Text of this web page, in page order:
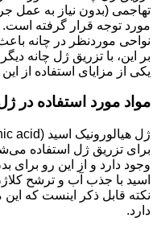
تهاجمی (بدون نیاز به عمل
مورد توجه قرار گرفته
نواحی موردنظر در چانه
بر این، با تزریق ژل چانه
یکی از مزایای استفاده از
مواد مورد استفاده در
برای تزریق ژل استفاده
وجود دارد و از این رو برای
اسید با جذب آب و ترشح
نکته قابل ذکر اینست که این
دارد.